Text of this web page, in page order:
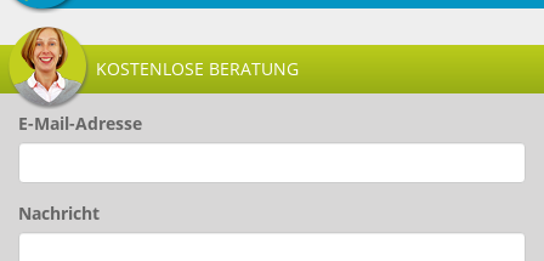
KOSTENLOSE BERATUNG
E-Mail-Adresse
Nachricht